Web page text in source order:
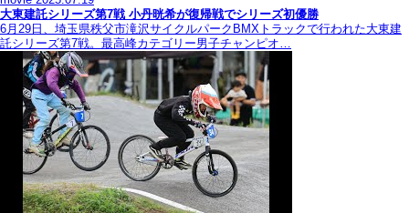
大東建託シリーズ第7戦 ⼩丹晄希が復帰戦でシリーズ初優勝
6月29日、埼玉県秩父市滝沢サイクルパークBMXトラックで行われた大東建
託シリーズ第7戦。最高峰カテゴリー男子チャンピオ…